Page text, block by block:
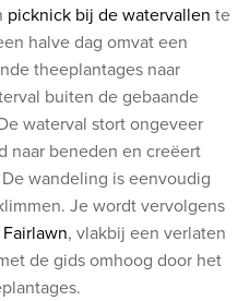
picknick bij de watervallen ​ te
halve dag omvat een
theeplantages naar
buiten de gebaande
waterval stort ongeveer
naar beneden en creëert
wandeling is eenvoudig
Je wordt vervolgens
Fairlawn, vlakbij een verlaten
de gids omhoog door het